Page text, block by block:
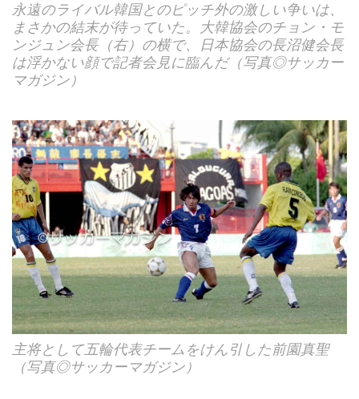
永遠のライバル韓国とのピッチ外の激しい争いは、
まさかの結末が待っていた。大韓協会のチョン・モ
ンジュン会長（右）の横で、日本協会の長沼健会長
は浮かない顔で記者会見に臨んだ（写真◎サッカー
マガジン）
主将として五輪代表チームをけん引した前園真聖
（写真◎サッカーマガジン）